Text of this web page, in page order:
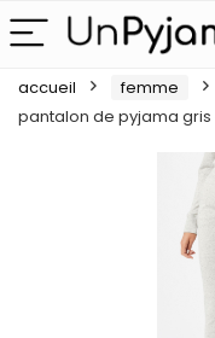
accueil femme
pantalon de pyjama gris